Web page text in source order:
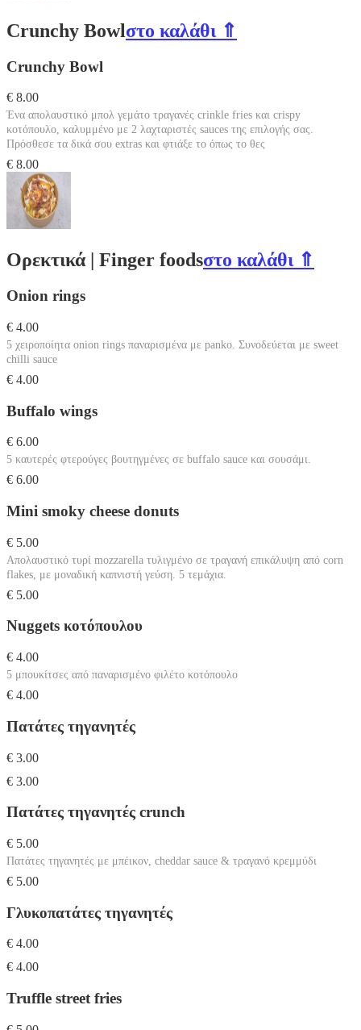
Crunchy Bowlστο καλάθι ⇑
Crunchy Bowl
€ 8.00
Ένα απολαυστικό μπολ γεμάτο τραγανές crinkle fries και crispy
κοτόπουλο, καλυμμένο με 2 λαχταριστές sauces της επιλογής σας.
Πρόσθεσε τα δικά σου extras και φτιάξε το όπως το θες
€ 8.00
Ορεκτικά | Finger foodsστο καλάθι ⇑
Onion rings
€ 4.00
5 χειροποίητα onion rings παναρισμένα με panko. Συνοδεύεται με sweet
chilli sauce
€ 4.00
Buffalo wings
€ 6.00
5 καυτερές φτερούγες βουτηγμένες σε buffalo sauce και σουσάμι.
€ 6.00
Mini smoky cheese donuts
€ 5.00
Απολαυστικό τυρί mozzarella τυλιγμένο σε τραγανή επικάλυψη από corn
flakes, με μοναδική καπνιστή γεύση. 5 τεμάχια.
€ 5.00
Nuggets κοτόπουλου
€ 4.00
5 μπουκίτσες από παναρισμένο φιλέτο κοτόπουλο
€ 4.00
Πατάτες τηγανητές
€ 3.00
€ 3.00
Πατάτες τηγανητές crunch
€ 5.00
Πατάτες τηγανητές με μπέικον, cheddar sauce & τραγανό κρεμμύδι
€ 5.00
Γλυκοπατάτες τηγανητές
€ 4.00
€ 4.00
Truffle street fries